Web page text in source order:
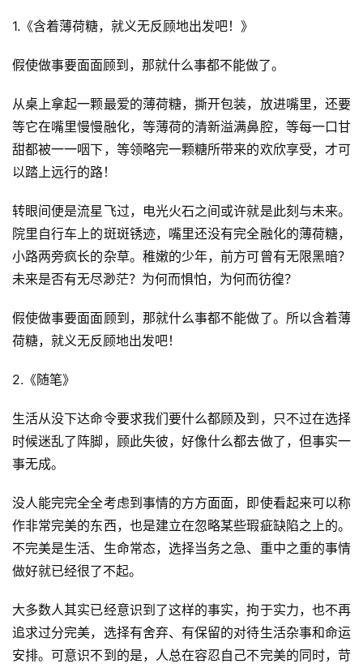
1.《含着薄荷糖，就义无反顾地出发吧！》
假使做事要面面顾到，那就什么事都不能做了。
从桌上拿起一颗最爱的薄荷糖，撕开包装，放进嘴里，还要
等它在嘴里慢慢融化，等薄荷的清新溢满鼻腔，等每一口甘
甜都被一一咽下，等领略完一颗糖所带来的欢欣享受，才可
以踏上远行的路！
转眼间便是流星飞过，电光火石之间或许就是此刻与未来。
院里自行车上的斑斑锈迹，嘴里还没有完全融化的薄荷糖，
小路两旁疯长的杂草。稚嫩的少年，前方可曾有无限黑暗？
未来是否有无尽渺茫？为何而惧怕，为何而彷徨？
假使做事要面面顾到，那就什么事都不能做了。所以含着薄
荷糖，就义无反顾地出发吧！
2.《随笔》
生活从没下达命令要求我们要什么都顾及到，只不过在选择
时候迷乱了阵脚，顾此失彼，好像什么都去做了，但事实一
事无成。
没人能完完全全考虑到事情的方方面面，即使看起来可以称
作非常完美的东西，也是建立在忽略某些瑕疵缺陷之上的。
不完美是生活、生命常态，选择当务之急、重中之重的事情
做好就已经很了不起。
大多数人其实已经意识到了这样的事实，拘于实力，也不再
追求过分完美，选择有舍弃、有保留的对待生活杂事和命运
安排。可意识不到的是，人总在容忍自己不完美的同时，苛